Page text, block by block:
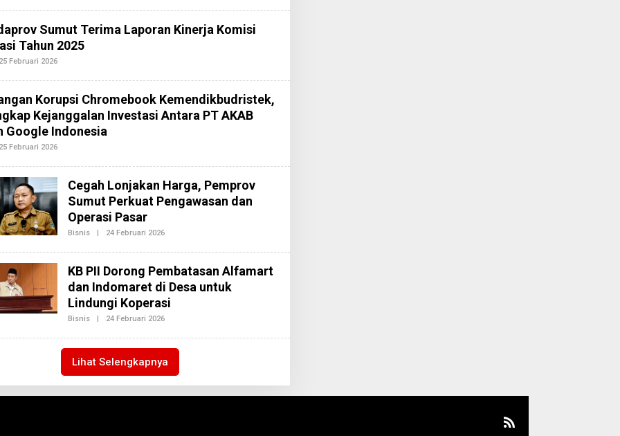
E
R
E
D
A
S
2
Sumut Terima Laporan Kinerja Komisi
Tahun 2025
25 Februari 2026O
E
R
D
A
S
2
Korupsi Chromebook Kemendikbudristek,
Kejanggalan Investasi Antara PT AKAB
Google Indonesia
25 Februari 2026O
E
H
R
E
D
S
2
Cegah Lonjakan Harga, Pemprov
Sumut Perkuat Pengawasan dan
Operasi Pasar
Bisnis 24 Februari 2026O
E
R
E
D
A
S
2
KB PII Dorong Pembatasan Alfamart
dan Indomaret di Desa untuk
Lindungi Koperasi
Bisnis 24 Februari 2026O
E
H
E
D
A
K
Lihat Selengkapnya